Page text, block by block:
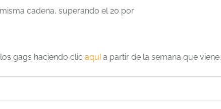
cadena, superando el 20 por
gags haciendo clic aquía partir de la semana que viene.